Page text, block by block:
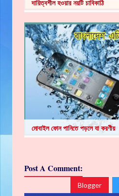
দায়িত্বশীল হওয়ার নয়টি চাবিকাঠি
মোবাইল ফোন পানিতে পড়লে যা করণীয়
Post A Comment:
Blogger